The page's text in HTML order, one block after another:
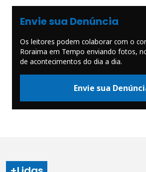
Envie sua Denúncia
Os leitores podem colaborar com o
Roraima em Tempo enviando fotos,
de acontecimentos do dia a dia.
Envie sua